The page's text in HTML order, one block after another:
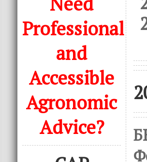
Professional
and
Accessible
Agronomic
Advice?